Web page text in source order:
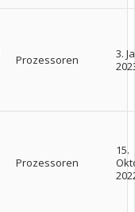
Prozessoren
3.
Prozessoren
15.